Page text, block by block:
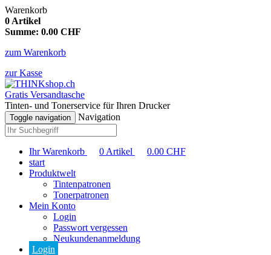
Warenkorb
0 Artikel
Summe: 0.00 CHF
zum Warenkorb
zur Kasse
Gratis Versandtasche
Tinten- und Tonerservice für Ihren Drucker
Toggle navigation Navigation
Ihr Warenkorb 0 Artikel 0.00 CHF
start
Produktwelt
Tintenpatronen
Tonerpatronen
Mein Konto
Login
Passwort vergessen
Neukundenanmeldung
Login